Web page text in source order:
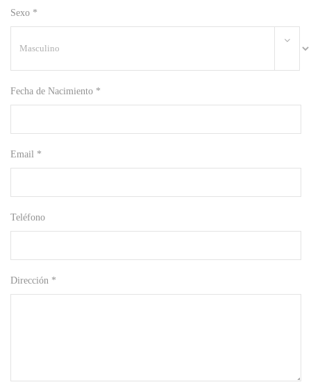
Sexo *
Fecha de Nacimiento *
Email *
Teléfono
Dirección *